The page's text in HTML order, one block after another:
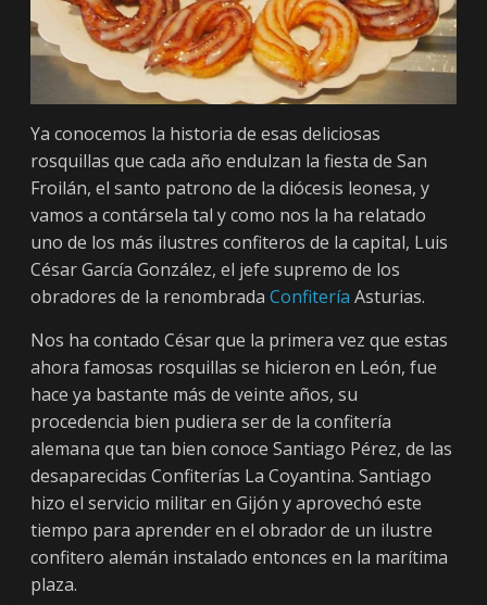
Ya conocemos la historia de esas deliciosas
rosquillas que cada año endulzan la fiesta de San
Froilán, el santo patrono de la diócesis leonesa, y
vamos a contársela tal y como nos la ha relatado
uno de los más ilustres confiteros de la capital, Luis
César García González, el jefe supremo de los
obradores de la renombradaConfitería Asturias.
Nos ha contado César que la primera vez que estas
ahora famosas rosquillas se hicieron en León, fue
hace ya bastante más de veinte años, su
procedencia bien pudiera ser de la confitería
alemana que tan bien conoce Santiago Pérez, de las
desaparecidas Confiterías La Coyantina. Santiago
hizo el servicio militar en Gijón y aprovechó este
tiempo para aprender en el obrador de un ilustre
confitero alemán instalado entonces en la marítima
plaza.